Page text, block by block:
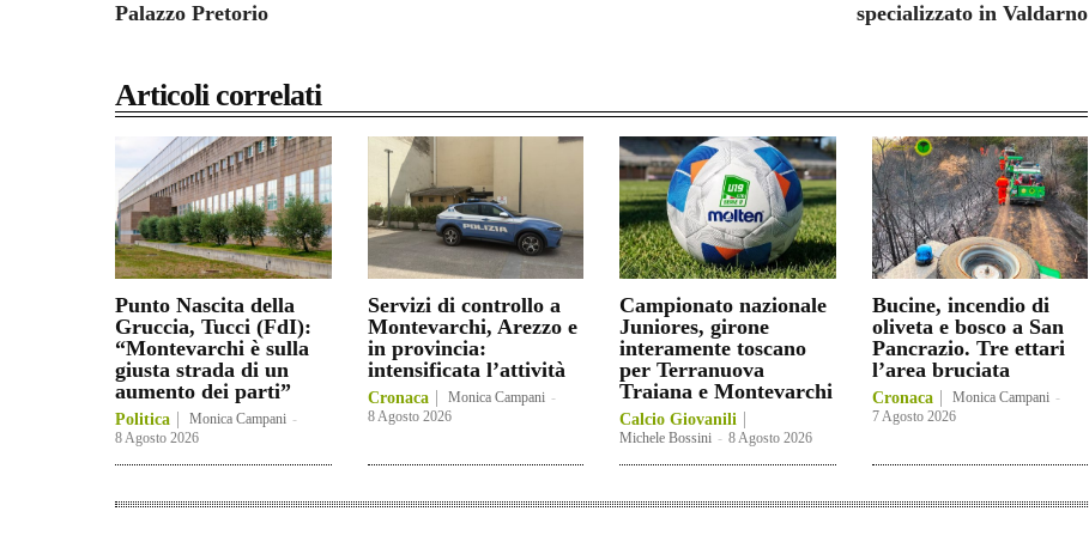
Palazzo Pretorio
specializzato in Valdarno
Articoli correlati
Punto Nascita della
Gruccia, Tucci (FdI):
“Montevarchi è sulla
giusta strada di un
aumento dei parti”
Politica Monica Campani -
8 Agosto 2026
Servizi di controllo a
Montevarchi, Arezzo e
in provincia:
intensificata l’attività
Cronaca Monica Campani -
8 Agosto 2026
Campionato nazionale
Juniores, girone
interamente toscano
per Terranuova
Traiana e Montevarchi
Calcio Giovanili
Michele Bossini - 8 Agosto 2026
Bucine, incendio di
oliveta e bosco a San
Pancrazio. Tre ettari
l’area bruciata
Cronaca Monica Campani -
7 Agosto 2026